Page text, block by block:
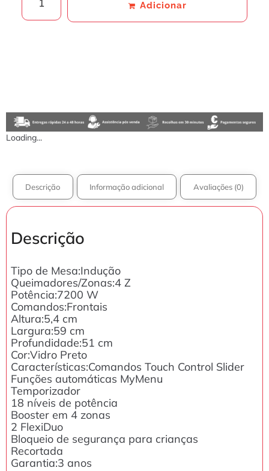
Adicionar
Loading...
Descrição Informação adicional Avaliações (0)
Descrição
Tipo de Mesa:Indução
Queimadores/Zonas:4 Z
Potência:7200 W
Comandos:Frontais
Altura:5,4 cm
Largura:59 cm
Profundidade:51 cm
Cor:Vidro Preto
Características:Comandos Touch Control Slider
Funções automáticas MyMenu
Temporizador
18 níveis de potência
Booster em 4 zonas
2 FlexiDuo
Bloqueio de segurança para crianças
Recortada
Garantia:3 anos